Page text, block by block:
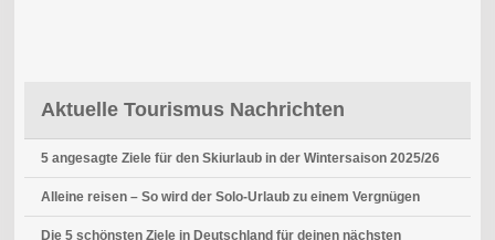
Aktuelle Tourismus Nachrichten
5 angesagte Ziele für den Skiurlaub in der Wintersaison 2025/26
Alleine reisen – So wird der Solo-Urlaub zu einem Vergnügen
Die 5 schönsten Ziele in Deutschland für deinen nächsten